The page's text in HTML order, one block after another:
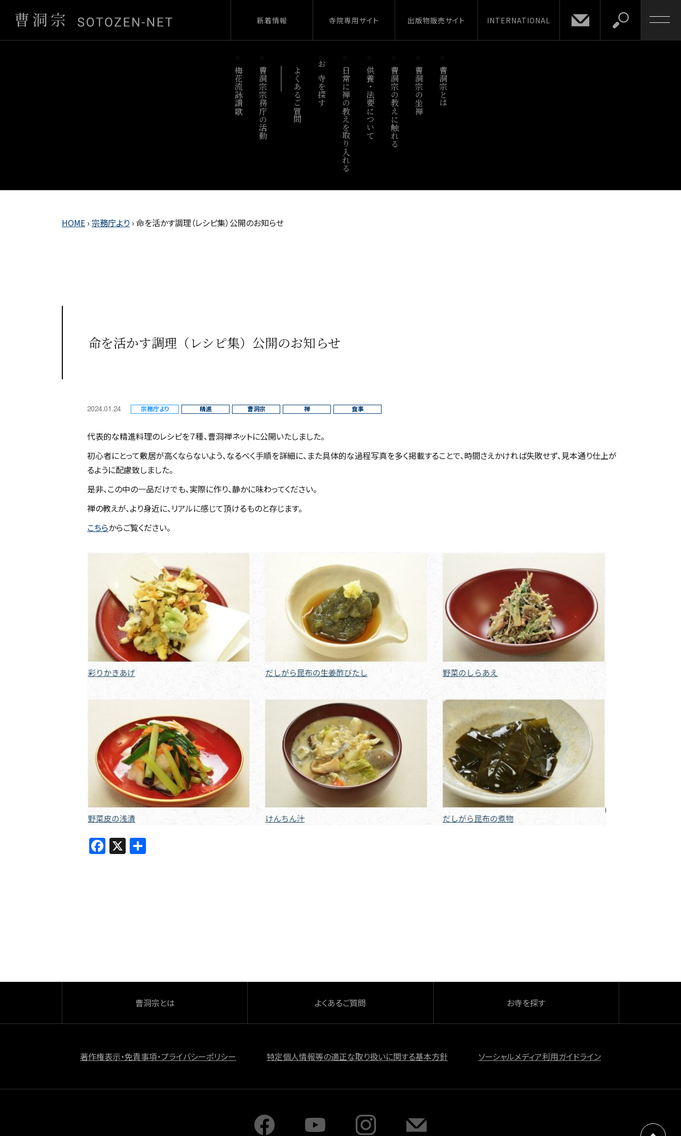
新着情報 寺院専用サイト 出版物販売サイト INTERNATIONAL
梅花流詠讃歌 曹洞宗宗務庁の活動 よくあるご質問 お寺を探す 日常に禅の教えを取り入れる 供養・法要について 曹洞宗の教えに触れる 曹洞宗の坐禅 曹洞宗とは
HOME › 宗務庁より › 命を活かす調理（レシピ集）公開のお知らせ
命を活かす調理（レシピ集）公開のお知らせ
2024.01.24 宗務庁より 精進 曹洞宗 禅 食事
代表的な精進料理のレシピを７種、曹洞禅ネットに公開いたしました。
初心者にとって敷居が高くならないよう、なるべく手順を詳細に、また具体的な過程写真を多く掲載することで、時間さえかければ失敗せず、見本通り仕上が
るように配慮致しました。
是非、この中の一品だけでも、実際に作り、静かに味わってください。
禅の教えが、より身近に、リアルに感じて頂けるものと存じます。
こちらからご覧ください。
F
a
X
曹洞宗とは よくあるご質問 お寺を探す
著作権表示・免責事項・プライバシーポリシー 特定個人情報等の適正な取り扱いに関する基本方針 ソーシャルメディア利用ガイドライン